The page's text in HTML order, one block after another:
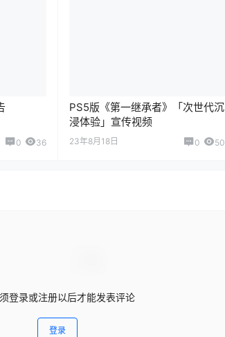
0 36
PS5版《第一继承者》「次世代沉
浸体验」宣传视频
23年8月18日 0 50
登录或注册以后才能发表评论
登录